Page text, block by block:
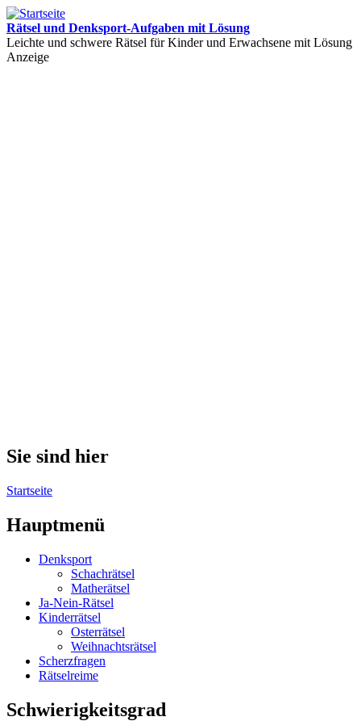
Rätsel und Denksport-Aufgaben mit Lösung
Leichte und schwere Rätsel für Kinder und Erwachsene mit Lösung
Anzeige
Sie sind hier
Startseite
Hauptmenü
Denksport
Schachrätsel
Matherätsel
Ja-Nein-Rätsel
Kinderrätsel
Osterrätsel
Weihnachtsrätsel
Scherzfragen
Rätselreime
Schwierigkeitsgrad